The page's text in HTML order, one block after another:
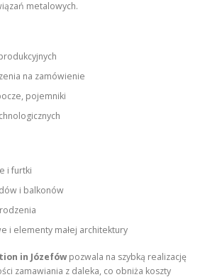
metalowych.
na zamówienie
pojemniki
i furtki
i balkonów
i elementy małej architektury
in Józefówpozwala na szybką realizację
zamawiania z daleka, co obniża koszty